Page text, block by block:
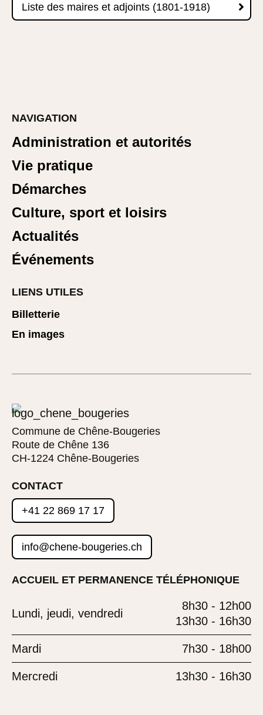

Liste des maires et adjoints (1801-1918)
NAVIGATION
Administration et autorités
Vie pratique
Démarches
Culture, sport et loisirs
Actualités
Événements
LIENS UTILES
Billetterie
En images
Commune de Chêne-Bougeries
Route de Chêne 136
CH-1224 Chêne-Bougeries
CONTACT
+41 22 869 17 17
info@chene-bougeries.ch
ACCUEIL ET PERMANENCE TÉLÉPHONIQUE
Lundi, jeudi, vendredi
8h30 - 12h00
13h30 - 16h30
Mardi 7h30 - 18h00
Mercredi 13h30 - 16h30